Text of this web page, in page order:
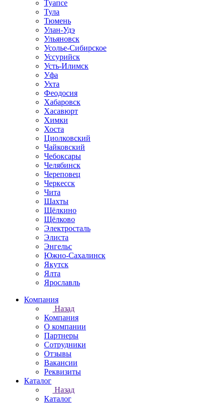
Туапсе
Тула
Тюмень
Улан-Удэ
Ульяновск
Усолье-Сибирское
Уссурийск
Усть-Илимск
Уфа
Ухта
Феодосия
Хабаровск
Хасавюрт
Химки
Хоста
Циолковский
Чайковский
Чебоксары
Челябинск
Череповец
Черкесск
Чита
Шахты
Щёлкино
Щёлково
Электросталь
Элиста
Энгельс
Южно-Сахалинск
Якутск
Ялта
Ярославль
Компания
Назад
Компания
О компании
Партнеры
Сотрудники
Отзывы
Вакансии
Реквизиты
Каталог
Назад
Каталог